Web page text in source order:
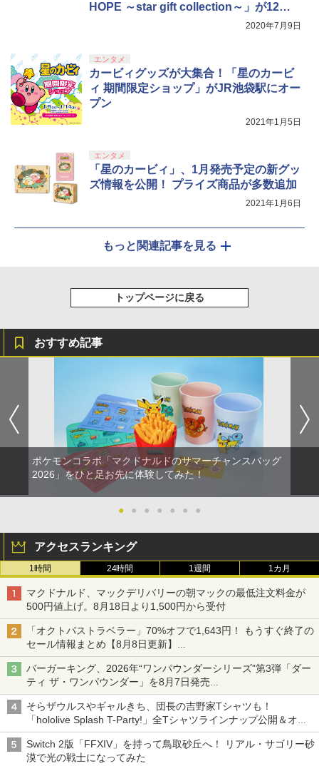
￥6,358
￥8,800
HOPE ～star gift collection～」が12月
2020年7月9日
エンタメ
カービィグッズが大集合！「星のカービ
ィ 期間限定ショップ」がJR池袋駅にオー
プン
2021年1月5日
エンタメ
「星のカービィ」、1月発売予定の新グッ
ズ情報を公開！ プライズ商品が多数追加
2021年1月6日
もっと関連記事を見る
トップページに戻る
おすすめ記事
ポケモンコラボ「マクドナルドのサマーチャンスバッグ
2026」をひと足お先に体験してみた！
● ● ● ● ● ● ●
アクセスランキング
1時間 24時間 1週間 1カ月
マクドナルド、マックデリバリーの朝マックの最低注文料金が
500円値上げ。8月18日より1,500円から受付
「オクトパストラベラー」70%オフで1,643円！ もうすぐ終了の
セール情報まとめ【8月8日更新】
ニンテンドーeショップでは「大神 絶景版」が67%オフで990円
バーガーキング、2026年“ワンパウンダーシリーズ”第3弾「ダー
ティ ザ・ワンパウンダー」を8月7日発売
「特製ガーリックマヨソース」を使用した超大型チーズバーガー
そらザウルスやギャルきち、団長の吉野家Tシャツも！
「hololive Splash T-Party!」全Tシャツラインナップ公開＆オン
ライン販売開始
Switch 2版「FFXIV」を持って鳥取砂丘へ！ リアル・サゴリー砂
漠で光の戦士になってみた